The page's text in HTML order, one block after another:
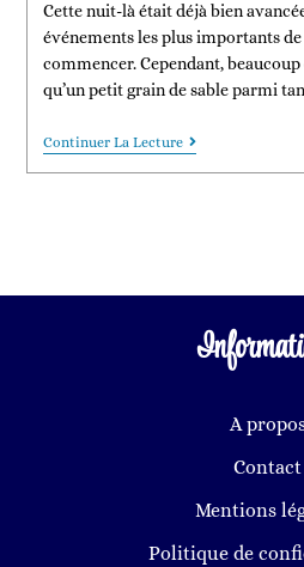
Cette nuit-là était déjà bien
événements les plus importants
commencer. Cependant,
qu’un petit grain de sable parmi
Continuer La Lecture
A
Contact
Mentions
Politique de